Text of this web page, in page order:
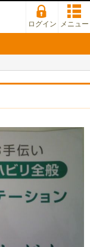
ログイン メニュー